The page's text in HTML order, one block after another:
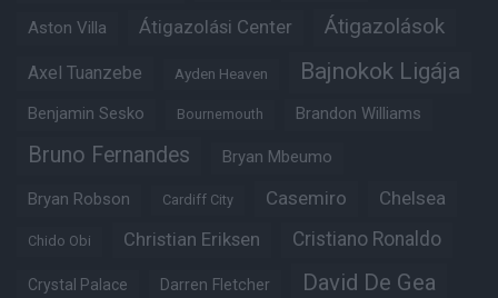
Aston Villa Átigazolási Center Átigazolások
Axel Tuanzebe Ayden Heaven Bajnokok Ligája
Benjamin Sesko Bournemouth Brandon Williams
Bruno Fernandes Bryan Mbeumo
Bryan Robson Cardiff City Casemiro Chelsea
Chido Obi Christian Eriksen Cristiano Ronaldo
Crystal Palace Darren Fletcher David De Gea